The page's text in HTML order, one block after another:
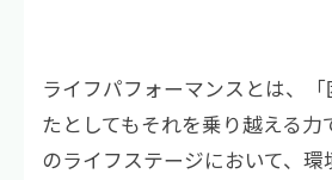
ライフパフォーマンスとは、
たとしてもそれを乗り越える力
のライフステージにおいて、